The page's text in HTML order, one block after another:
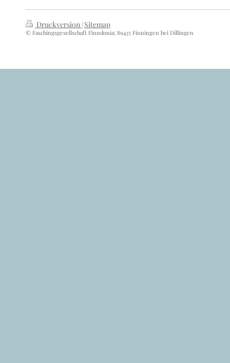
Druckversion | Sitemap
© Faschingsgesellschaft Finndonia; 89435 Finningen bei Dillingen